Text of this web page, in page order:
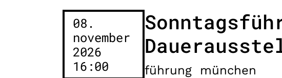
08.
november
2026
16:00
führung
münchen